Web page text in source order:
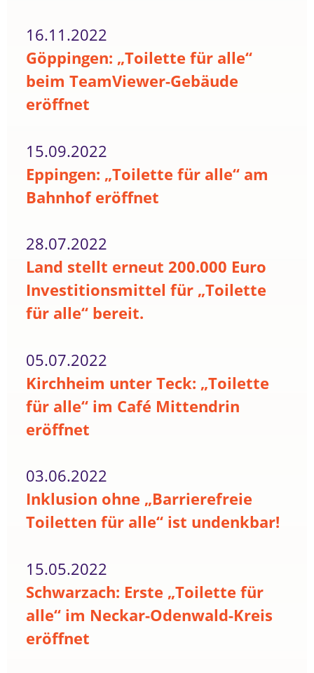
16.11.2022
Göppingen: „Toilette für alle“
beim TeamViewer-Gebäude
eröffnet
15.09.2022
Eppingen: „Toilette für alle“ am
Bahnhof eröffnet
28.07.2022
Land stellt erneut 200.000 Euro
Investitionsmittel für „Toilette
für alle“ bereit.
05.07.2022
Kirchheim unter Teck: „Toilette
für alle“ im Café Mittendrin
eröffnet
03.06.2022
Inklusion ohne „Barrierefreie
Toiletten für alle“ ist undenkbar!
15.05.2022
Schwarzach: Erste „Toilette für
alle“ im Neckar-Odenwald-Kreis
eröffnet